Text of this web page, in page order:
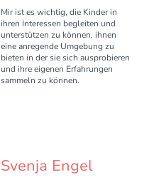
Mir ist es wichtig, die Kinder in
ihren Interessen begleiten und
unterstützen zu können, ihnen
eine anregende Umgebung zu
bieten in der sie sich ausprobieren
und ihre eigenen Erfahrungen
sammeln zu können.
Svenja Engel